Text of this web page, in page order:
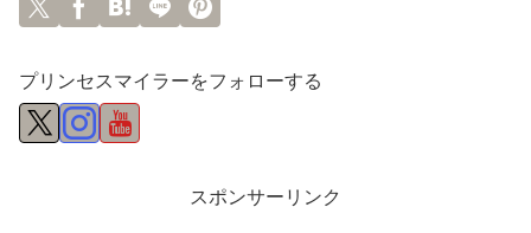
プリンセスマイラーをフォローする
スポンサーリンク